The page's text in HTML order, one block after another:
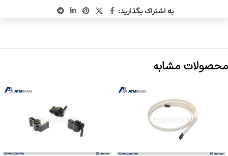
به اشتراک بگذارید:
محصولات مشابه